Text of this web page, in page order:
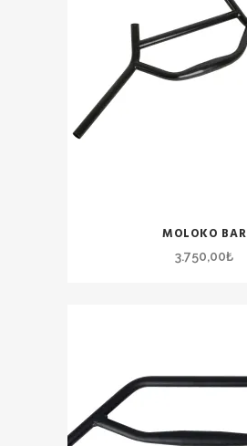
MOLOKO BAR
3.750,00₺